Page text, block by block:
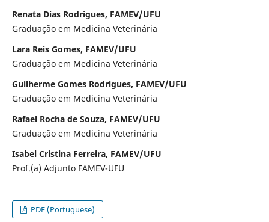
Renata Dias Rodrigues, FAMEV/UFU
Graduação em Medicina Veterinária
Lara Reis Gomes, FAMEV/UFU
Graduação em Medicina Veterinária
Guilherme Gomes Rodrigues, FAMEV/UFU
Graduação em Medicina Veterinária
Rafael Rocha de Souza, FAMEV/UFU
Graduação em Medicina Veterinária
Isabel Cristina Ferreira, FAMEV/UFU
Prof.(a) Adjunto FAMEV-UFU
PDF (Portuguese)